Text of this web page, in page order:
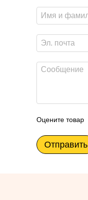
Оцените товар
Отправить